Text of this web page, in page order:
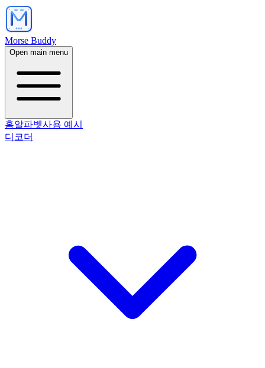
Morse Buddy
Open main menu
홈알파벳사용 예시
디코더